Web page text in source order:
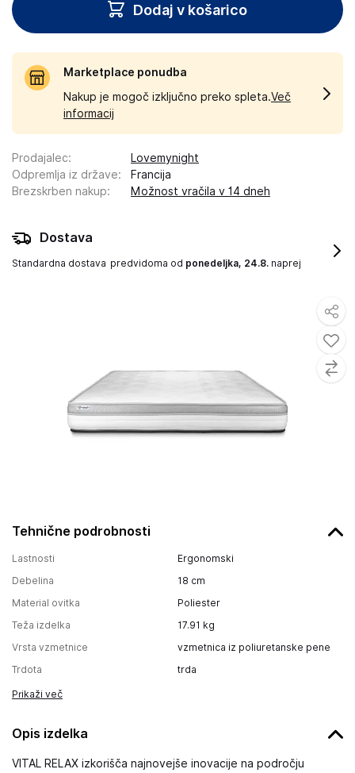
Tehnične podrobnosti
Lastnosti
Ergonomski
Debelina
18 cm
Material ovitka
Poliester
Teža izdelka
17.91 kg
Vrsta vzmetnice
vzmetnica iz poliuretanske pene
Trdota
trda
Prikaži več
Opis izdelka
VITAL RELAX izkorišča najnovejše inovacije na področju
Dodaj v košarico
Marketplace ponudba
Nakup je mogoč izključno preko spleta.Več
informacij
Prodajalec:
Lovemynight
Odpremlja iz države:
Francija
Brezskrben nakup: Možnost vračila v 14 dneh
Dostava
Standardna dostava predvidoma od ponedeljka, 24.8. naprej